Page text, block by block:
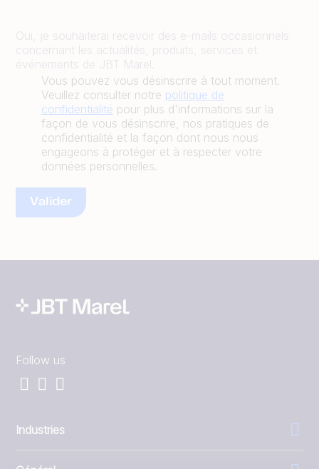
Oui, je souhaiterai recevoir des e-mails occasionnels
concernant les actualités, produits, services et
événements de JBT Marel.
Vous pouvez vous désinscrire à tout moment.
Veuillez consulter notre politique de
confidentialité pour plus d'informations sur la
façon de vous désinscrire, nos pratiques de
confidentialité et la façon dont nous nous
engageons à protéger et à respecter votre
données personnelles.
Follow us
Industries